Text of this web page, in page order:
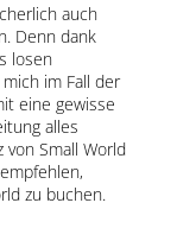
auch
Denn dank
losen
im Fall der
eine gewisse
alles
Small World
zu buchen.